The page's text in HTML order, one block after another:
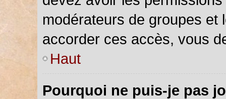
modérateurs de groupes et
accorder ces accès, vous
Haut
Pourquoi ne puis-je pas